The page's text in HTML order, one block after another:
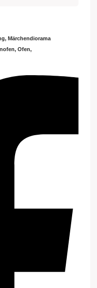
, Märchendiorama
, Ofen,